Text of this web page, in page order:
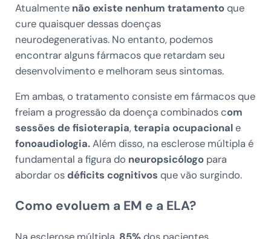
Atualmente não existe nenhum tratamentoque
cure quaisquer dessas doenças
neurodegenerativas. No entanto, podemos
encontrar alguns fármacos que retardam seu
desenvolvimento e melhoram seus sintomas.
Em ambas, o tratamento consiste em fármacos que
freiam a progressão da doença combinados com
sessões de fisioterapia,terapia ocupacionale
fonoaudiologia.Além disso, na esclerose múltipla é
fundamental a figura do neuropsicólogopara
abordar os déficits cognitivos que vão surgindo.
Como evoluem a EM e a ELA?